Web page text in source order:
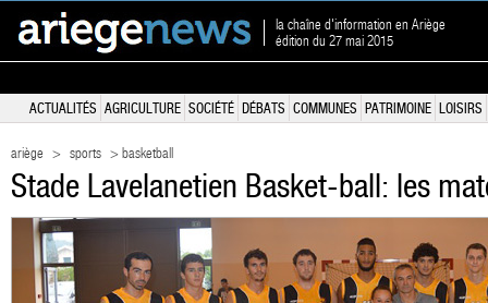
la chaîne d'information en Ariège
édition du 27 mai 2015
ACTUALITÉS AGRICULTURE SOCIÉTÉ DÉBATS COMMUNES PATRIMOINE LOISIRS
ariège > sports > basketball
Stade Lavelanetien Basket-ball: les